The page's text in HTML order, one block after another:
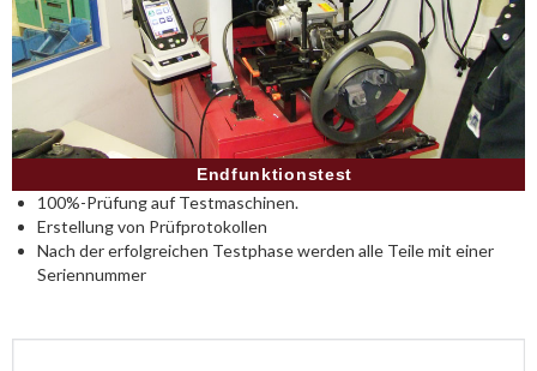
Endfunktionstest
100%-Prüfung auf Testmaschinen.
Erstellung von Prüfprotokollen
Nach der erfolgreichen Testphase werden alle Teile mit einer
Seriennummer